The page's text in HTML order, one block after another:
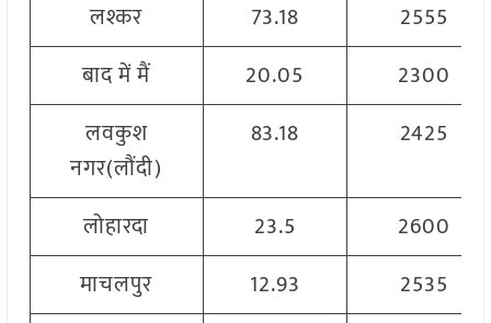
लश्कर 73.18
2555
बाद में मैं
20.05
2300
लवकुश
नगर(लौंदी)
83.18 2425
लोहारदा 23.5
2600
माचलपुर
12.93
2535